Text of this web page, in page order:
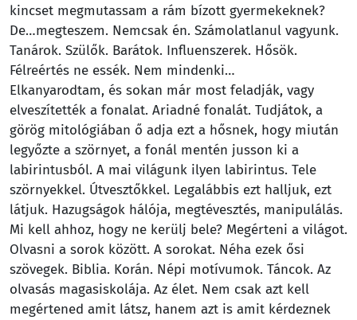
kincset megmutassam a rám bízott gyermekeknek?
De…megteszem. Nemcsak én. Számolatlanul vagyunk.
Tanárok. Szülők. Barátok. Influenszerek. Hősök.
Félreértés ne essék. Nem mindenki…
Elkanyarodtam, és sokan már most feladják, vagy
elveszítették a fonalat. Ariadné fonalát. Tudjátok, a
görög mitológiában ő adja ezt a hősnek, hogy miután
legyőzte a szörnyet, a fonál mentén jusson ki a
labirintusból. A mai világunk ilyen labirintus. Tele
szörnyekkel. Útvesztőkkel. Legalábbis ezt halljuk, ezt
látjuk. Hazugságok hálója, megtévesztés, manipulálás.
Mi kell ahhoz, hogy ne kerülj bele? Megérteni a világot.
Olvasni a sorok között. A sorokat. Néha ezek ősi
szövegek. Biblia. Korán. Népi motívumok. Táncok. Az
olvasás magasiskolája. Az élet. Nem csak azt kell
megértened amit látsz, hanem azt is amit kérdeznek